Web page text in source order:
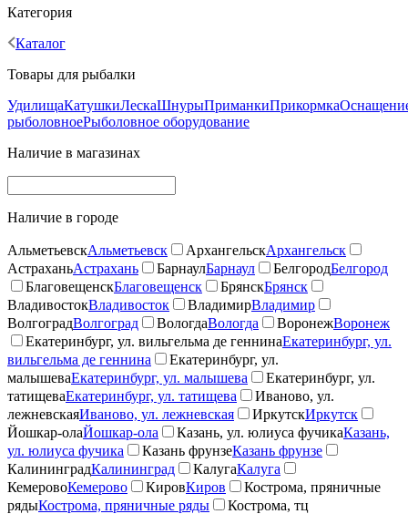
Категория
Каталог
Товары для рыбалки
УдилищаКатушкиЛескаШнурыПриманкиПрикормка
рыболовноеРыболовное оборудование
Наличие в магазинах
Наличие в городе
АльметьевскАльметьевск АрхангельскАрхангельск
АстраханьАстрахань БарнаулБарнаул БелгородБелгород
БлаговещенскБлаговещенск БрянскБрянск
ВладивостокВладивосток ВладимирВладимир
ВолгоградВолгоград ВологдаВологда ВоронежВоронеж
Екатеринбург, ул. вильгельма де геннинаЕкатеринбург, ул.
вильгельма де геннина
Екатеринбург, ул.
малышеваЕкатеринбург, ул. малышева
Екатеринбург, ул.
татищеваЕкатеринбург, ул. татищева
Иваново, ул.
лежневскаяИваново, ул. лежневская ИркутскИркутск
Йошкар-олаЙошкар-ола Казань, ул. юлиуса фучикаКазань,
ул. юлиуса фучика
Казань фрунзеКазань фрунзе
КалининградКалининград КалугаКалуга
КемеровоКемерово КировКиров
Кострома, пряничные
рядыКострома, пряничные ряды
Кострома, тц